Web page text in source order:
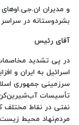
و مدیران
بشردوستانه در سراسر
آقای رئیس
در پی تشدید
اسرائیل به ایران و
سرزمینی جمهوری
تأسیسات
نفتی در نقاط
مردم‌نهاد محیط